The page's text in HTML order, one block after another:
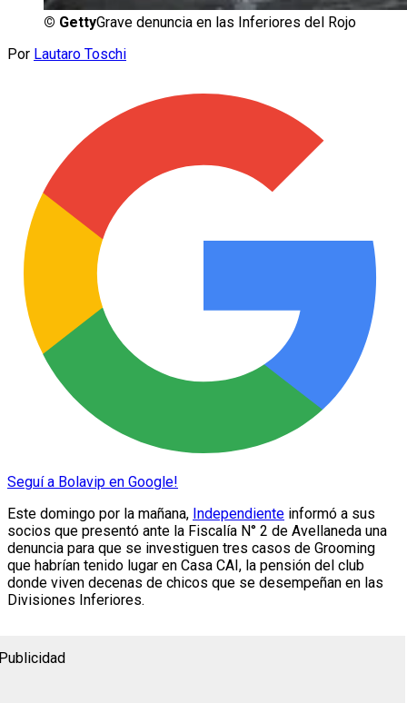
© GettyGrave denuncia en las Inferiores del Rojo
Por Lautaro Toschi
Seguí a Bolavip en Google!
Este domingo por la mañana, Independiente informó a sus
socios que presentó ante la Fiscalía N° 2 de Avellaneda una
denuncia para que se investiguen tres casos de Grooming
que habrían tenido lugar en Casa CAI, la pensión del club
donde viven decenas de chicos que se desempeñan en las
Divisiones Inferiores.